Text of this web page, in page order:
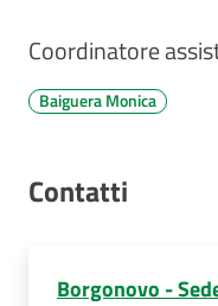
Coordinatore
Baiguera Monica
Contatti
Borgonovo -